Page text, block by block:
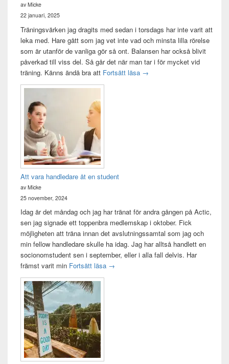
av Micke
22 januari, 2025
Träningsvärken jag dragits med sedan i torsdags har inte varit att
leka med. Hare gått som jag vet inte vad och minsta lilla rörelse
som är utanför de vanliga gör så ont. Balansen har också blivit
påverkad till viss del. Så går det när man tar i för mycket vid
träning. Känns ändå bra att Fortsätt läsa Träningsvärken från helvetet
→
Att vara handledare åt en student
av Micke
25 november, 2024
Idag är det måndag och jag har tränat för andra gången på Actic,
sen jag signade ett toppenbra medlemskap i oktober. Fick
möjligheten att träna innan det avslutningssamtal som jag och
min fellow handledare skulle ha idag. Jag har alltså handlett en
socionomstudent sen i september, eller i alla fall delvis. Har
främst varit min Fortsätt läsa Att vara handledare åt en student
→